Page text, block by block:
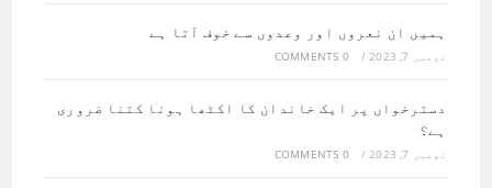
ہمیں ان نعروں اور وعدوں سے خوف آتا ہے
نومبر 7, 2023 /
0 COMMENTS
دسترخواں پر ایک خاندان کا اکٹھا ہونا کتنا ضروری
ہے؟
نومبر 7, 2023 /
0 COMMENTS